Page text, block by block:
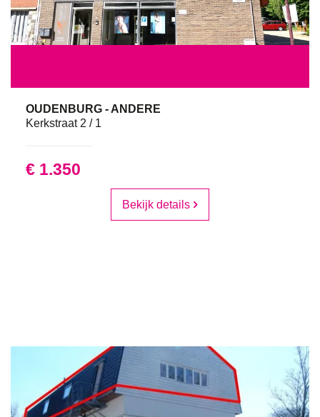
OUDENBURG - ANDERE
Kerkstraat 2 / 1
€ 1.350
Bekijk details